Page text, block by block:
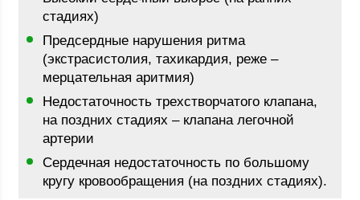
стадиях)
Предсердные нарушения ритма
(экстрасистолия, тахикардия, реже –
мерцательная аритмия)
Недостаточность трехстворчатого клапана,
на поздних стадиях – клапана легочной
артерии
Сердечная недостаточность по большому
кругу кровообращения (на поздних стадиях).